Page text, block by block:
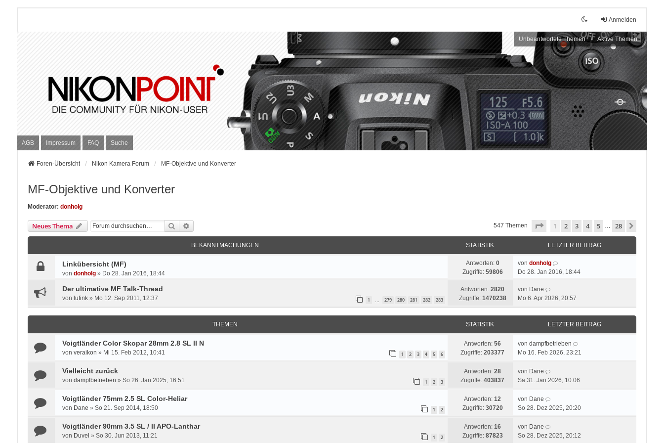
Anmelden
Unbeantwortete Themen Aktive Themen
AGB Impressum FAQ Suche
Foren-Übersicht Nikon Kamera Forum MF-Objektive und Konverter
MF-Objektive und Konverter
Moderator: donholg
Neues Thema Suche 547 Themen Seite von28
1 2 3 4 5 … 28
BEKANNTMACHUNGEN STATISTIK LETZTER BEITRAG
Linkübersicht (MF)
von donholg» Do 28. Jan 2016, 18:44
Antworten: 0
Zugriffe: 59806
von donholg
Do 28. Jan 2016, 18:44
Der ultimative MF Talk-Thread
von lufink» Mo 12. Sep 2011, 12:37 1 279 280 281 282 283
Antworten:2820
Zugriffe: 1470238
von Dane
Mo 6. Apr 2026, 20:57
THEMEN STATISTIK LETZTER BEITRAG
Voigtländer Color Skopar 28mm 2.8 SL II N
von veraikon » Mi 15. Feb 2012, 10:41 1 2 3 4 5 6
Antworten:56
Zugriffe:203377
von dampfbetrieben
Mo 16. Feb 2026, 23:21
Vielleicht zurück
von dampfbetrieben » So 26. Jan 2025, 16:51 1 2 3
Antworten:28
Zugriffe:403837
von Dane
Sa 31. Jan 2026, 10:06
Voigtländer 75mm 2.5 SL Color-Heliar
von Dane » So 21. Sep 2014, 18:50 1 2
Antworten:12
Zugriffe: 30720
von Dane
So 28. Dez 2025, 20:20
Voigtländer 90mm 3.5 SL / II APO-Lanthar
von Duvel » So 30. Jun 2013, 11:21 1 2
Antworten:16
Zugriffe: 87823
von Dane
So 28. Dez 2025, 20:12